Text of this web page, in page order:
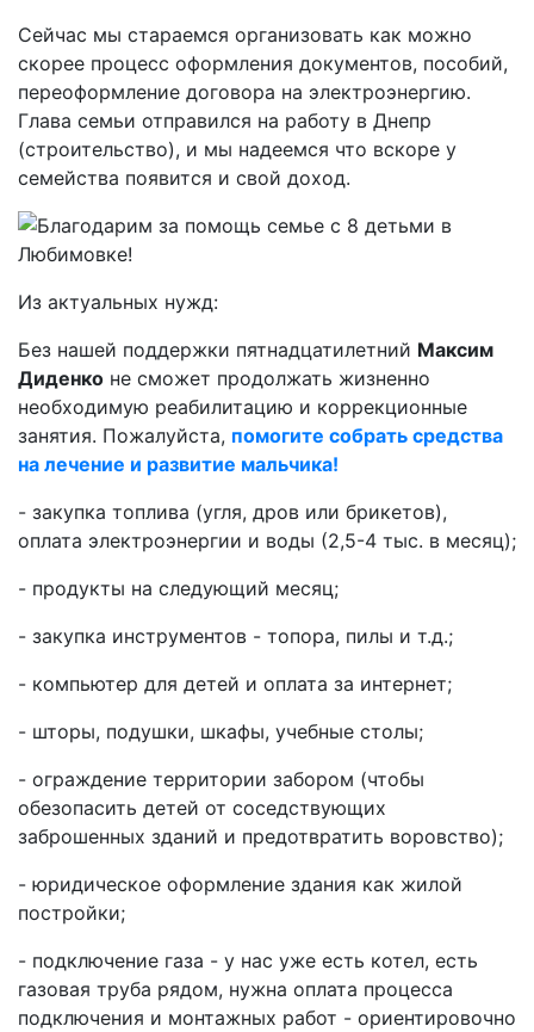
Сейчас мы стараемся организовать как можно
скорее процесс оформления документов, пособий,
переоформление договора на электроэнергию.
Глава семьи отправился на работу в Днепр
(строительство), и мы надеемся что вскоре у
семейства появится и свой доход.
Из актуальных нужд:
Без нашей поддержки пятнадцатилетний Максим
Диденко не сможет продолжать жизненно
необходимую реабилитацию и коррекционные
занятия. Пожалуйста, помогите собрать средства
на лечение и развитие мальчика!
- закупка топлива (угля, дров или брикетов),
оплата электроэнергии и воды (2,5-4 тыс. в месяц);
- продукты на следующий месяц;
- закупка инструментов - топора, пилы и т.д.;
- компьютер для детей и оплата за интернет;
- шторы, подушки, шкафы, учебные столы;
- ограждение территории забором (чтобы
обезопасить детей от соседствующих
заброшенных зданий и предотвратить воровство);
- юридическое оформление здания как жилой
постройки;
- подключение газа - у нас уже есть котел, есть
газовая труба рядом, нужна оплата процесса
подключения и монтажных работ - ориентировочно